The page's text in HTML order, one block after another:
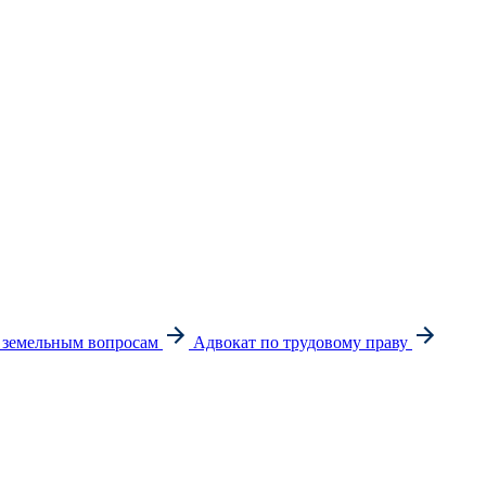
вопросам
Адвокат по трудовому праву